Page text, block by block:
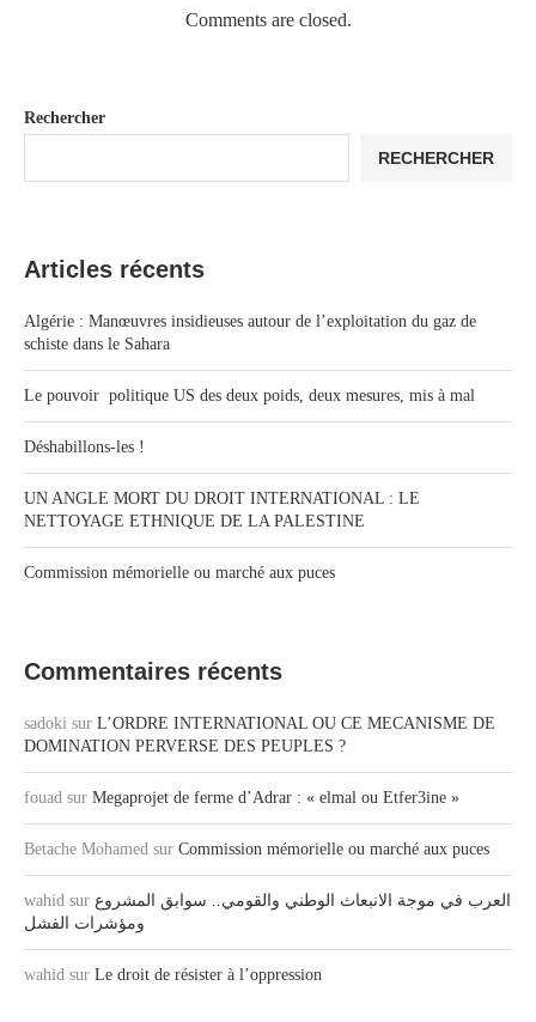
Comments are closed.
Rechercher
RECHERCHER
Articles récents
Algérie : Manœuvres insidieuses autour de l’exploitation du gaz de
schiste dans le Sahara
Le pouvoir politique US des deux poids, deux mesures, mis à mal
Déshabillons-les !
UN ANGLE MORT DU DROIT INTERNATIONAL : LE
NETTOYAGE ETHNIQUE DE LA PALESTINE
Commission mémorielle ou marché aux puces
Commentaires récents
sadoki sur L’ORDRE INTERNATIONAL OU CE MECANISME DE
DOMINATION PERVERSE DES PEUPLES ?
fouad sur Megaprojet de ferme d’Adrar : « elmal ou Etfer3ine »
Betache Mohamed sur Commission mémorielle ou marché aux puces
wahid sur العرب في موجة الانبعاث الوطني والقومي.. سوابق المشروع
ومؤشرات الفشل
wahid sur Le droit de résister à l’oppression